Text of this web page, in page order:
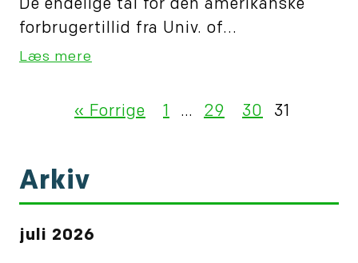
De endelige tal for den amerikanske
forbrugertillid fra Univ. of...
Læs mere
« Forrige 1 … 29 30 31
Arkiv
juli 2026